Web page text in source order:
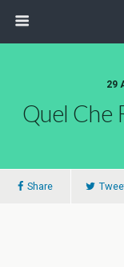
29
Quel Che
Share